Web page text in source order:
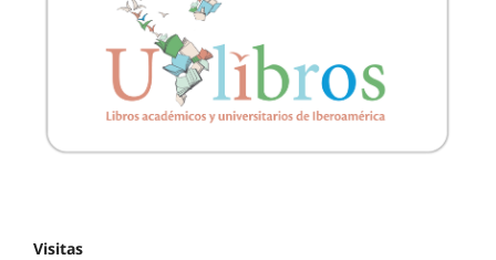
Visitas